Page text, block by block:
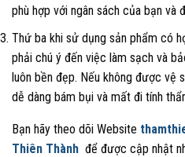
phù hợp với ngân sách của bạn và
Thứ ba khi sử dụng sản phẩm có
phải chú ý đến việc làm sạch và
luôn bền đẹp. Nếu không được vệ
dễ dàng bám bụi và mất đi tính
Bạn hãy theo dõi Website
Thiên Thành để được cập nhật